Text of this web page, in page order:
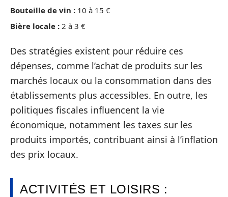
Bouteille de vin : 10 à 15 €
Bière locale : 2 à 3 €
Des stratégies existent pour réduire ces
dépenses, comme l’achat de produits sur les
marchés locaux ou la consommation dans des
établissements plus accessibles. En outre, les
politiques fiscales influencent la vie
économique, notamment les taxes sur les
produits importés, contribuant ainsi à l’inflation
des prix locaux.
ACTIVITÉS ET LOISIRS :